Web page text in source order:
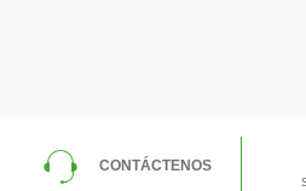
CONTÁCTENOS